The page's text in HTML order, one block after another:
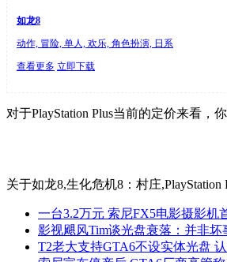
如龙8
动作, 冒险, 单人, 欢乐, 角色扮演, 日系
查看更多 立即下载
对于PlayStation Plus当前的定价来看，
关于如龙8,生化危机8：村庄
一台3.2万元 索尼FX5电影摄影机
影视飓风Tim谈光盘衰落：并非坏
T2老大支持GTA6不设实体光盘